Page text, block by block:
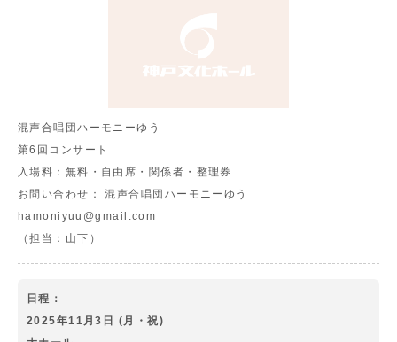
混声合唱団ハーモニーゆう
第6回コンサート
入場料： 無料・自由席・関係者・整理券
お問い合わせ：
混声合唱団ハーモニーゆう
hamoniyuu@gmail.com
（担当：山下）
日程：
2025年11月3日 (月・祝)